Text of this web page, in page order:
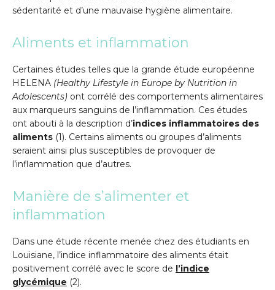
sédentarité et d’une mauvaise hygiène alimentaire.
Aliments et inflammation
Certaines études telles que la grande étude européenne
HELENA (Healthy Lifestyle in Europe by Nutrition in
Adolescents) ont corrélé des comportements alimentaires
aux marqueurs sanguins de l’inflammation. Ces études
ont abouti à la description d’indices inflammatoires des
aliments (1). Certains aliments ou groupes d’aliments
seraient ainsi plus susceptibles de provoquer de
l’inflammation que d’autres.
Manière de s’alimenter et
inflammation
Dans une étude récente menée chez des étudiants en
Louisiane, l’indice inflammatoire des aliments était
positivement corrélé avec le score de l’indice
glycémique (2).